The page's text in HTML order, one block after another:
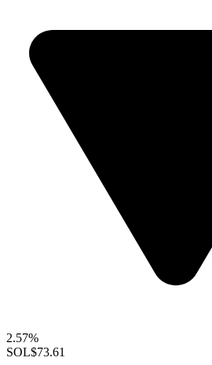
2.57%
SOL$73.61